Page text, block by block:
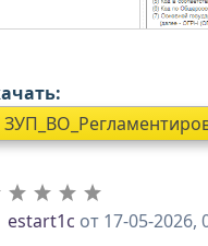
estart1c от 17-05-2026,